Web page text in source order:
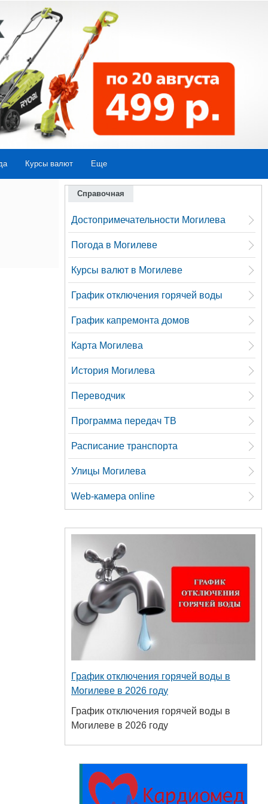
Курсы валют Еще
Справочная
Достопримечательности Могилева
Погода в Могилеве
Курсы валют в Могилеве
График отключения горячей воды
График капремонта домов
Карта Могилева
История Могилева
Переводчик
Программа передач ТВ
Расписание транспорта
Улицы Могилева
Web-камера online
График отключения горячей воды в
Могилеве в 2026 году
График отключения горячей воды в
Могилеве в 2026 году